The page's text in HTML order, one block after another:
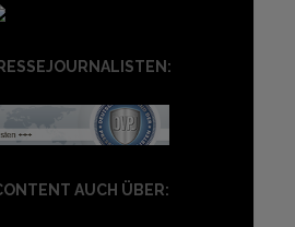
AUCH ÜBER: